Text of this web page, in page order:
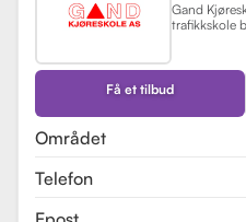
Gand
trafikkskole
spesialisert
automatgir,
Få et tilbud
Området
Telefon